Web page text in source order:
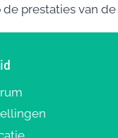
prestaties van